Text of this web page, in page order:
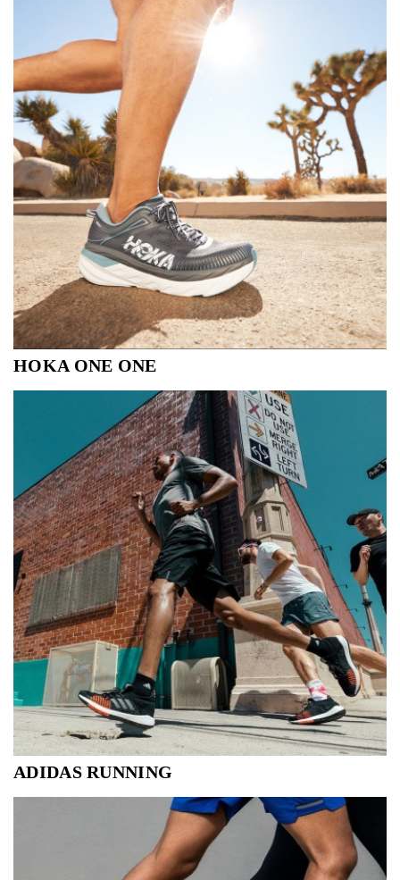
jonge sport. Als grootste merk ter wereld heeft het heel
wat top-spelers onder contract zoals Paquito Navarro,
Maxi Sanchez, Alexandra Salazar...
hardlopen makkelijker maken. Wij doen alles anders, van
het uiterlijk van onze schoenen tot de technologieën die
wij daarvoor gebruiken. Als je ooit een paar hebt
aangehad, weet je dat een HOKA heel anders aan...
HOKA ONE ONE
HEEFT OOK EEN UITGEBREIDE RUNNING
COLLECTIE; ZOWEL VOOR DE HARDLOPER ALS
DE RECREATIEVE LOPER
ADIDAS RUNNING